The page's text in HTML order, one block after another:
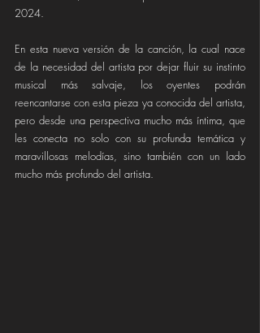
2024.
En esta nueva versión de la canción, la cual nace
de la necesidad del artista por dejar fluir su instinto
musical más salvaje, los oyentes podrán
reencantarse con esta pieza ya conocida del artista,
pero desde una perspectiva mucho más íntima, que
les conecta no solo con su profunda temática y
maravillosas melodías, sino también con un lado
mucho más profundo del artista.